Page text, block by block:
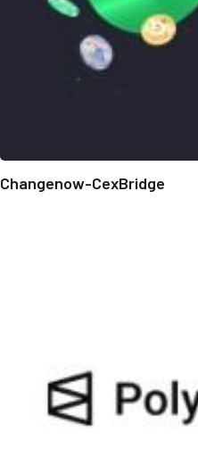
Changenow-CexBridge